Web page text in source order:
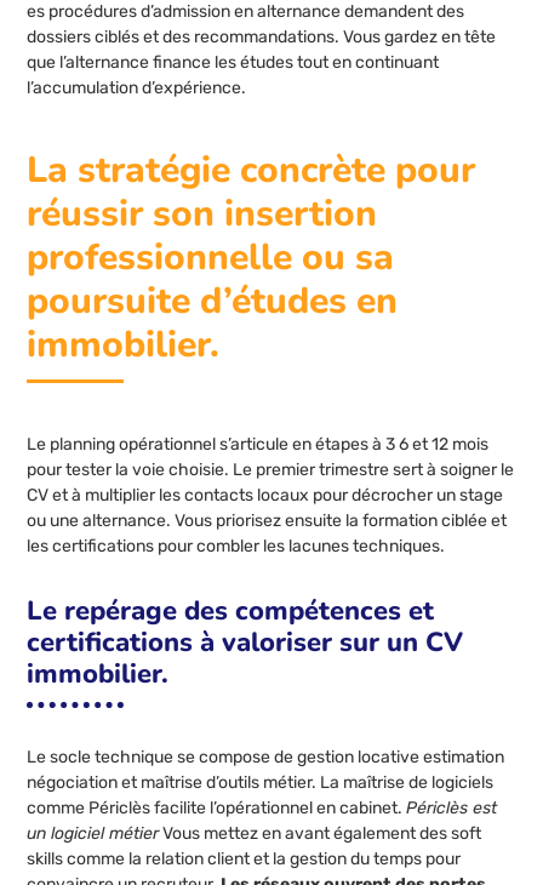
es procédures d’admission en alternance demandent des
dossiers ciblés et des recommandations. Vous gardez en tête
que l’alternance finance les études tout en continuant
l’accumulation d’expérience.
La stratégie concrète pour
réussir son insertion
professionnelle ou sa
poursuite d’études en
immobilier.
Le planning opérationnel s’articule en étapes à 3 6 et 12 mois
pour tester la voie choisie. Le premier trimestre sert à soigner le
CV et à multiplier les contacts locaux pour décrocher un stage
ou une alternance. Vous priorisez ensuite la formation ciblée et
les certifications pour combler les lacunes techniques.
Le repérage des compétences et
certifications à valoriser sur un CV
immobilier.
Le socle technique se compose de gestion locative estimation
négociation et maîtrise d’outils métier. La maîtrise de logiciels
comme Périclès facilite l’opérationnel en cabinet.Périclès est
un logiciel métierVous mettez en avant également des soft
skills comme la relation client et la gestion du temps pour